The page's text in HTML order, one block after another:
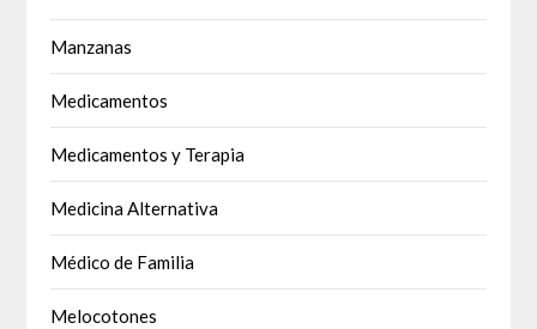
Manzanas
Medicamentos
Medicamentos y Terapia
Medicina Alternativa
Médico de Familia
Melocotones